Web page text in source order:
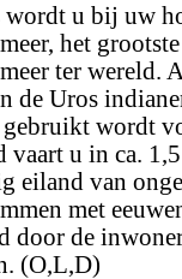
wordt u bij uw
het
ter wereld.
de Uros
wordt
vaart u in ca.
eiland van
met
door de
(O,L,D)